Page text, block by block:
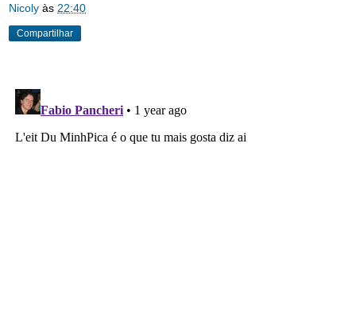
Nicoly às 22:40
Compartilhar